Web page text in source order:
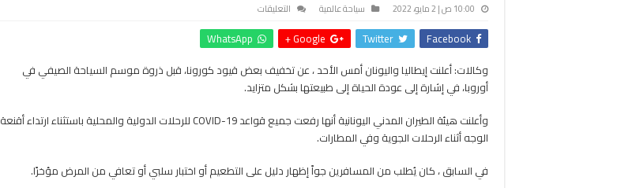
10:00 ص | 2 مايو، 2022 سياحة عالمية التعليقات
واليونان
تخفيف
قيود
مغلقة
Facebook
Twitter
Google +
WhatsApp
وكالات: أعلنت إيطاليا واليونان أمس الأحد ، عن تخفيف بعض قيود كورونا، قبل ذروة موسم السياحة الصيفي في
أوروبا، في إشارة إلى عودة الحياة إلى طبيعتها بشكل متزايد.
وأعلنت هيئة الطيران المدني اليونانية أنها رفعت جميع قواعد COVID-19 للرحلات الدولية والمحلية باستثناء ارتداء أقنعة
الوجه أثناء الرحلات الجوية وفي المطارات.
في السابق ، كان يُطلب من المسافرين جواً إظهار دليل على التطعيم أو اختبار سلبي أو تعافي من المرض مؤخرًا.